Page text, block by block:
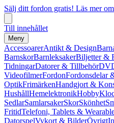
Sälj ditt fordon gratis! Läs mer
Till innehållet
Meny
AccessoarerAntikt & Design
BarnskorBarnleksakerBiljetter &
TidningarDatorer & Tillbehör
VideofilmerFordonFordonsdelar
OptikFrimärkenHandgjort &
HushållHemelektronikHobby
SedlarSamlarsakerSkorSkönhet
FritidTelefoni, Tablets &
DatorspelVykort & BilderÖvrigt